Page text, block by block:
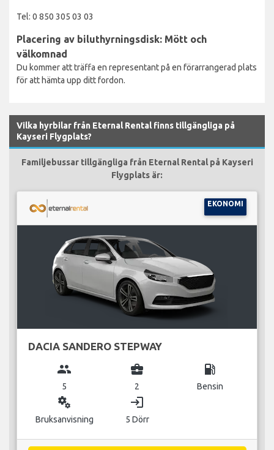
Tel: 0 850 305 03 03
Placering av biluthyrningsdisk: Mött och
välkomnad
Du kommer att träffa en representant på en förarrangerad plats
för att hämta upp ditt fordon.
Vilka hyrbilar från Eternal Rental finns tillgängliga på
Kayseri Flygplats?
Familjebussar tillgängliga från Eternal Rental på Kayseri
Flygplats är:
EKONOMI
DACIA SANDERO STEPWAY
group
5
business_center
2
local_gas_station
Bensin
miscellaneous_services
Bruksanvisning
login
5 Dörr